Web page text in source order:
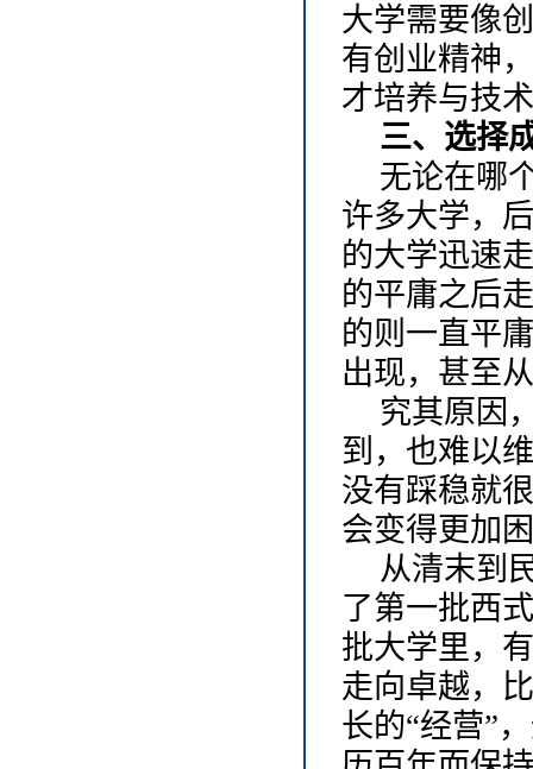
大学需要像
有创业精神
才培养与技
三、选择
无论在哪
许多大学，
的大学迅速
的平庸之后
的则一直平
出现，甚至
究其原因
到，也难以
没有踩稳就
会变得更加
从清末到
了第一批西
批大学里，
走向卓越，
长的“经营”